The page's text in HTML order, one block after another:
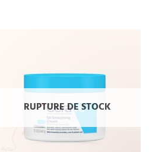
RUPTURE DE STOCK